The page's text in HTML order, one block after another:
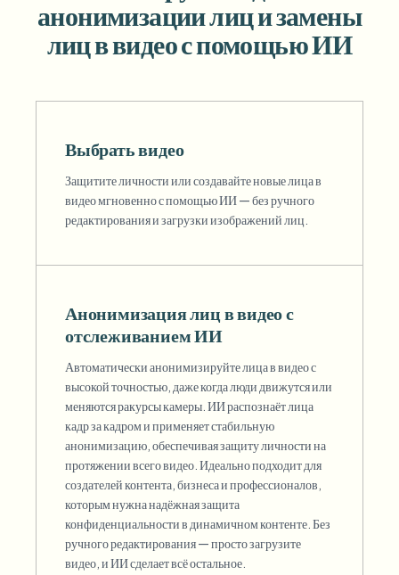
Замена лица - Видео
Пакетное размытие видео
Пакетное размытие лиц
Автоматизация загрузок, задач и вебхуков
Форма обратной связи
Видеоаналитика
Пакетное удаление фона
анонимизации лиц и замены
лиц в видео с помощью ИИ
Выбрать видео
Защитите личности или создавайте новые лица в
видео мгновенно с помощью ИИ — без ручного
редактирования и загрузки изображений лиц.
Анонимизация лиц в видео с
отслеживанием ИИ
Автоматически анонимизируйте лица в видео с
высокой точностью, даже когда люди движутся или
меняются ракурсы камеры. ИИ распознаёт лица
кадр за кадром и применяет стабильную
анонимизацию, обеспечивая защиту личности на
протяжении всего видео. Идеально подходит для
создателей контента, бизнеса и профессионалов,
которым нужна надёжная защита
конфиденциальности в динамичном контенте. Без
ручного редактирования — просто загрузите
видео, и ИИ сделает всё остальное.